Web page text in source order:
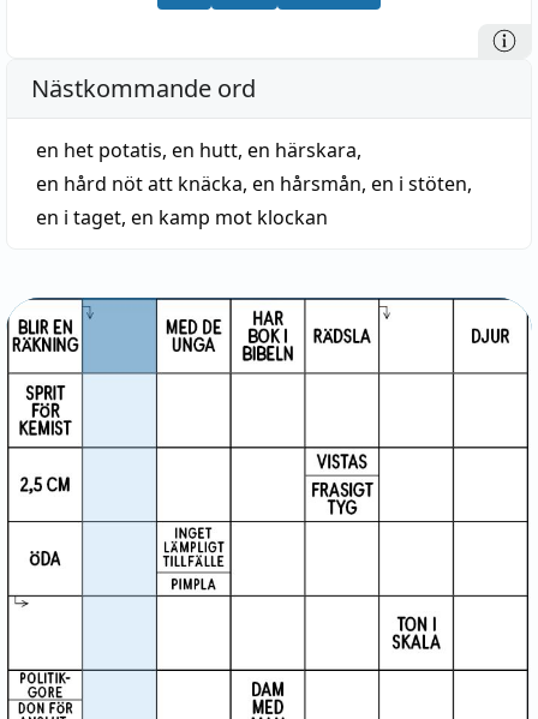
Nästkommande ord
en het potatis, en hutt, en härskara,
en hård nöt att knäcka, en hårsmån, en i stöten,
en i taget, en kamp mot klockan